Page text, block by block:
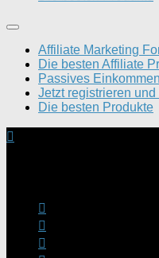
Affiliate Marketing
Die besten Affiliate
Passives Einkommen
Jetzt registrieren
Die besten Produkte